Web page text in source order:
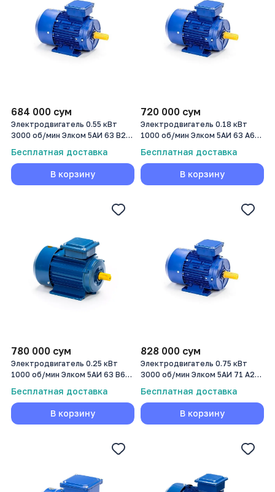
684 000сум
Электродвигатель 0.55 кВт
3000 об/мин Элком 5АИ 63 B2
Бесплатная доставка
В корзину
720 000 сум
Электродвигатель 0.18 кВт
1000 об/мин Элком 5АИ 63 А6
Бесплатная доставка
В корзину
780 000сум
Электродвигатель 0.25 кВт
1000 об/мин Элком 5АИ 63 В6
Бесплатная доставка
В корзину
828 000 сум
Электродвигатель 0.75 кВт
3000 об/мин Элком 5АИ 71 А2
Бесплатная доставка
В корзину